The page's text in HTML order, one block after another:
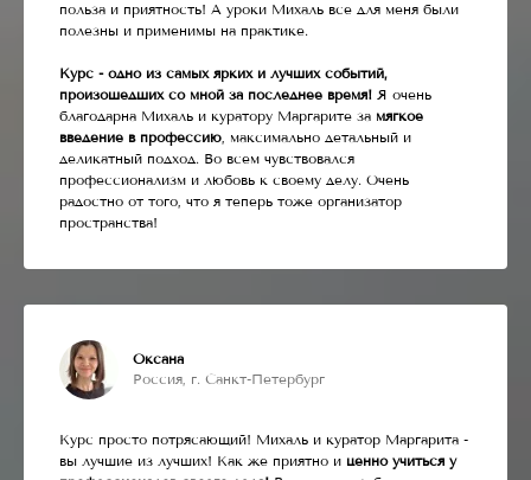
польза и приятность! А уроки Михаль все для меня были
полезны и применимы на практике.
Курс - одно из самых ярких и лучших событий,
произошедших со мной за последнее время! Я очень
благодарна Михаль и куратору Маргарите за мягкое
введение в профессию, максимально детальный и
деликатный подход. Во всем чувствовался
профессионализм и любовь к своему делу. Очень
радостно от того, что я теперь тоже организатор
пространства!
Оксана
Россия, г. Санкт-Петербург
Курс просто потрясающий! Михаль и куратор Маргарита -
вы лучшие из лучших! Как же приятно и ценно учиться у